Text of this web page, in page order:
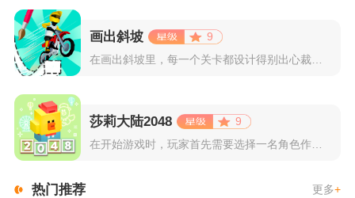
画出斜坡
9
在画出斜坡里，每一个关卡都设计得别出心裁。玩家需要利用手指在...
莎莉大陆2048
9
在开始游戏时，玩家首先需要选择一名角色作为自己的代表，在神秘...
热门推荐 更多+